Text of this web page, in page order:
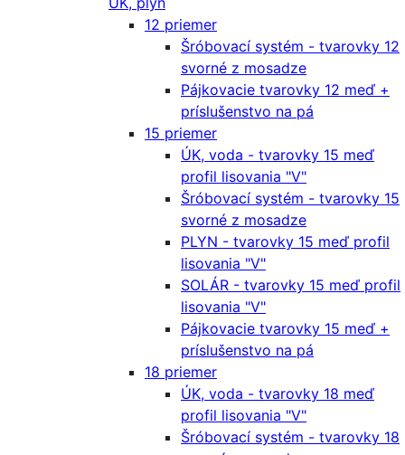
12 priemer
Šróbovací systém - tvarovky 12
svorné z mosadze
Pájkovacie tvarovky 12 meď +
príslušenstvo na pá
15 priemer
ÚK, voda - tvarovky 15 meď
profil lisovania "V"
Šróbovací systém - tvarovky 15
svorné z mosadze
PLYN - tvarovky 15 meď profil
lisovania "V"
SOLÁR - tvarovky 15 meď profil
lisovania "V"
Pájkovacie tvarovky 15 meď +
príslušenstvo na pá
18 priemer
ÚK, voda - tvarovky 18 meď
profil lisovania "V"
Šróbovací systém - tvarovky 18